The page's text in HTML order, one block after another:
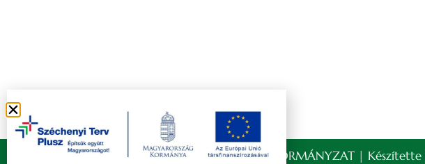
Copyright © 2021 FELSŐZSOLCA ÖNKORMÁNYZAT | Készítette